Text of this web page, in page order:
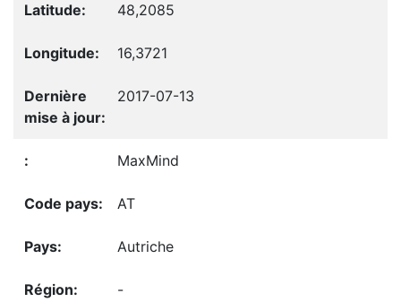
48,2085
16,3721
2017-07-13
MaxMind
AT
Autriche
-